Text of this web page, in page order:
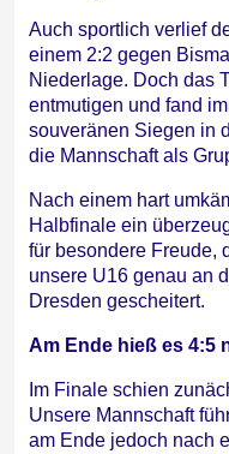
Auch sportlich verlief
einem 2:2 gegen
Niederlage. Doch das
entmutigen und fand
souveränen Siegen in
die Mannschaft als
Nach einem hart
Halbfinale ein
für besondere Freude,
unsere U16 genau an
Dresden gescheitert.
Am Ende hieß es 4:5
Im Finale schien
Unsere Mannschaft
am Ende jedoch nach